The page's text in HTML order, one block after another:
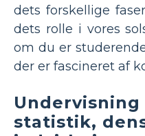
dets forskellige
dets rolle i vores
om du er
der er fascineret af
statistik,